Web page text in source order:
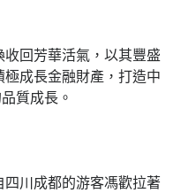
回芳華活氣，以其豐盛
成長金融財產，打造中
質成長。
川成都的游客馮歡拉著